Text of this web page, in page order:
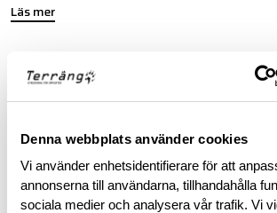
Denna webbplats använder cookies
Vi använder enhetsidentifierare för att
annonserna till användarna, tillhandahålla
sociala medier och analysera vår trafik. Vi
Läs mer